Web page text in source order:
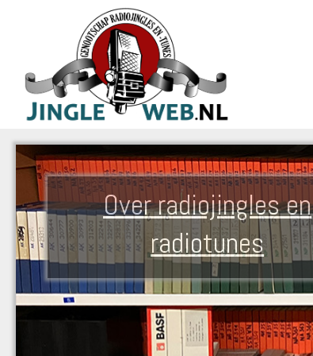
Over radiojingles en
radiotunes